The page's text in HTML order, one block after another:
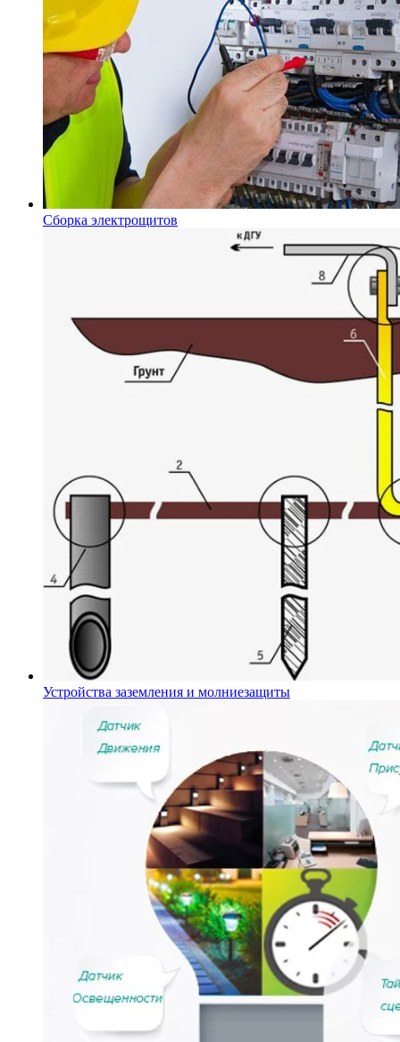
Сборка электрощитов
Устройства заземления и молниезащиты